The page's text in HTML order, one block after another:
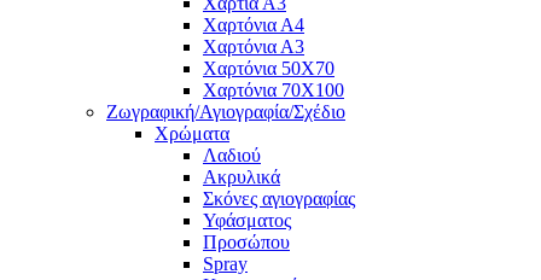
Χαρτόνια Α4
Χαρτόνια Α3
Χαρτόνια 50Χ70
Χαρτόνια 70Χ100
Ζωγραφική/Αγιογραφία/Σχέδιο
Χρώματα
Λαδιού
Ακρυλικά
Σκόνες αγιογραφίας
Υφάσματος
Προσώπου
Spray